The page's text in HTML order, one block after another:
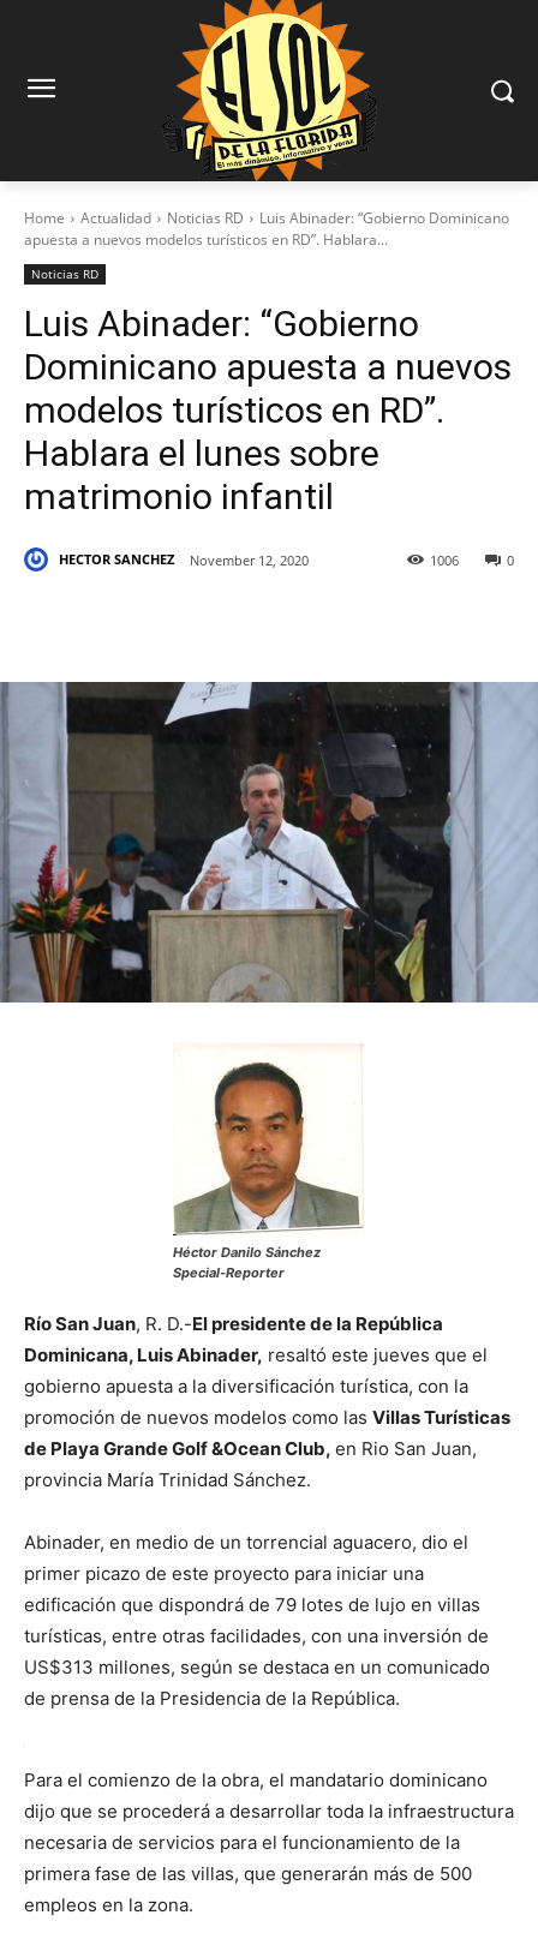
Home Actualidad Noticias RD
Luis Abinader: “Gobierno Dominicano
apuesta a nuevos modelos turísticos en RD”. Hablara...
Noticias RD
Luis Abinader: “Gobierno
Dominicano apuesta a nuevos
modelos turísticos en RD”.
Hablara el lunes sobre
matrimonio infantil
HECTOR SANCHEZ November 12, 2020 0
1006
Héctor Danilo Sánchez
Special-Reporter
Río San Juan, R. D.-El presidente de la República
Dominicana, Luis Abinader, resaltó este jueves que el
gobierno apuesta a la diversificación turística, con la
promoción de nuevos modelos como las Villas Turísticas
de Playa Grande Golf &Ocean Club, en Rio San Juan,
provincia María Trinidad Sánchez.
Abinader, en medio de un torrencial aguacero, dio el
primer picazo de este proyecto para iniciar una
edificación que dispondrá de 79 lotes de lujo en villas
turísticas, entre otras facilidades, con una inversión de
US$313 millones, según se destaca en un comunicado
de prensa de la Presidencia de la República.
Para el comienzo de la obra, el mandatario dominicano
dijo que se procederá a desarrollar toda la infraestructura
necesaria de servicios para el funcionamiento de la
primera fase de las villas, que generarán más de 500
empleos en la zona.